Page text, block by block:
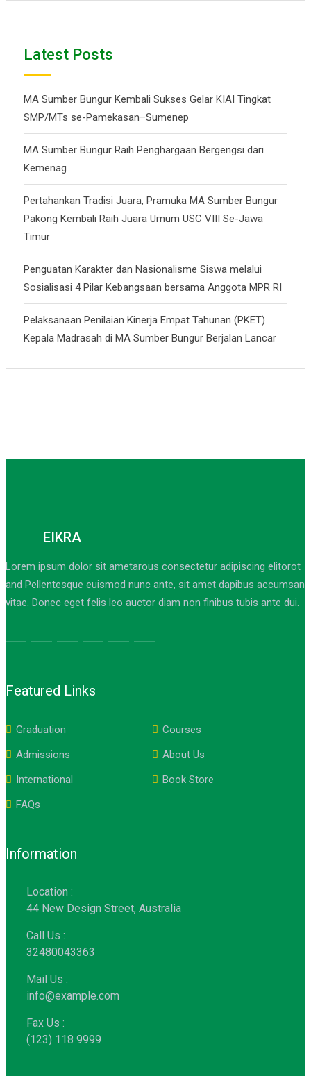
Latest Posts
MA Sumber Bungur Kembali Sukses Gelar KIAI Tingkat
SMP/MTs se-Pamekasan–Sumenep
MA Sumber Bungur Raih Penghargaan Bergengsi dari
Kemenag
Pertahankan Tradisi Juara, Pramuka MA Sumber Bungur
Pakong Kembali Raih Juara Umum USC VIII Se-Jawa
Timur
Penguatan Karakter dan Nasionalisme Siswa melalui
Sosialisasi 4 Pilar Kebangsaan bersama Anggota MPR RI
Pelaksanaan Penilaian Kinerja Empat Tahunan (PKET)
Kepala Madrasah di MA Sumber Bungur Berjalan Lancar
EIKRA
Lorem ipsum dolor sit ametarous consectetur adipiscing elitorot
and Pellentesque euismod nunc ante, sit amet dapibus accumsan
vitae. Donec eget felis leo auctor diam non finibus tubis ante dui.
Featured Links
Graduation
Courses
Admissions
About Us
International
Book Store
FAQs
Information
Location :
44 New Design Street, Australia
Call Us :
32480043363
Mail Us :
info@example.com
Fax Us :
(123) 118 9999